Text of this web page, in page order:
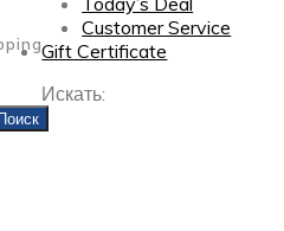
Customer Service
Gift Certificate
Искать: